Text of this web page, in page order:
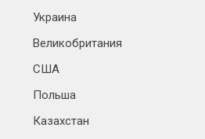
Украина
Великобритания
США
Польша
Казахстан